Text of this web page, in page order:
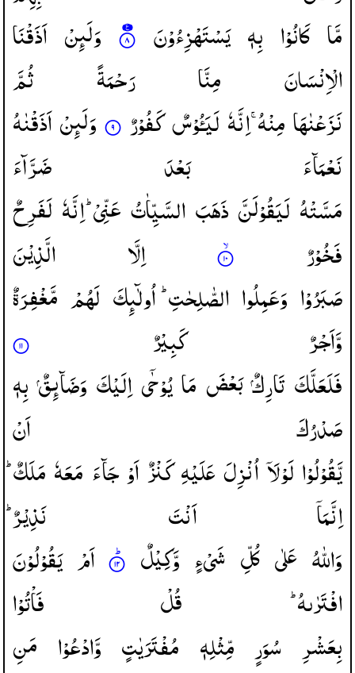
مَّا كَانُوْا بِهٖ یَسْتَهْزِءُوْنَ وَلَىِٕنْ اَذَقْنَا
الْاِنْسَانَ
مِنَّا رَحْمَةً
ثُمَّ
نَزَعْنٰهَامِنْهُ ۚاِنَّهٗلَیَـُٔوْسٌكَفُوْرٌ وَلَىِٕنْاَذَقْنٰهُ
نَعْمَآءَ
بَعْدَ
ضَرَّآءَ
مَسَّتْهُ لَیَقُوْلَنَّ ذَهَبَ السَّیِّاٰتُ عَنِّیْ ؕ اِنَّهٗ لَفَرِحٌ
فَخُوْرٌ
اِلَّا
الَّذِیْنَ
صَبَرُوْا وَعَمِلُوا الصّٰلِحٰتِ ؕ اُولٰٓىِٕكَ لَهُمْ مَّغْفِرَةٌ
وَّاَجْرٌ
كَبِیْرٌ
فَلَعَلَّكَ تَارِكٌبَعْضَ مَایُوْحٰۤی اِلَیْكَ وَضَآىِٕقٌبِهٖ
صَدْرُكَ
اَنْ
یَّقُوْلُوْالَوْلَاۤاُنْزِلَعَلَیْهِكَنْزٌاَوْجَآءَ مَعَهٗمَلَكٌ ؕ
اِنَّمَاۤ
اَنْتَ
نَذِیْرٌ ؕ
وَاللّٰهُ عَلٰی كُلِّ شَیْءٍ وَّكِیْلٌ اَمْ یَقُوْلُوْنَ
افْتَرٰىهُ ؕ
قُلْ
فَاْتُوْا
بِعَشْرِ سُوَرٍ مِّثْلِهٖ مُفْتَرَیٰتٍ وَّادْعُوْا مَنِ